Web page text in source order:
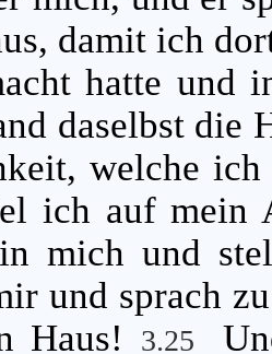
damit ich
hatte und
daselbst
welche ich
ich auf mein
mich und
und sprach
Haus!
3.25